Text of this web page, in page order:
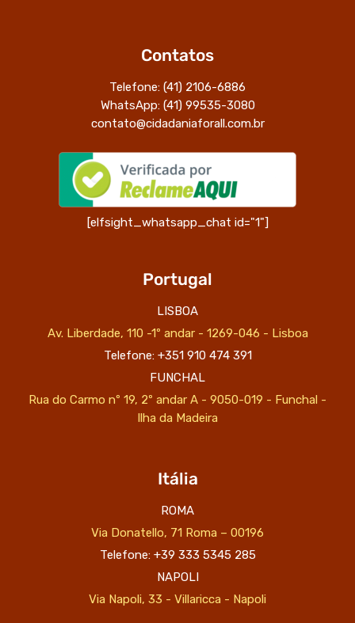
Contatos
Telefone: (41) 2106-6886
WhatsApp: (41) 99535-3080
contato@cidadaniaforall.com.br
[elfsight_whatsapp_chat id="1"]
Portugal
LISBOA
Av. Liberdade, 110 -1º andar - 1269-046 - Lisboa
Telefone: +351 910 474 391
FUNCHAL
Rua do Carmo nº 19, 2º andar A - 9050-019 - Funchal -
Ilha da Madeira
Itália
ROMA
Via Donatello, 71 Roma – 00196
Telefone: +39 333 5345 285
NAPOLI
Via Napoli, 33 - Villaricca - Napoli